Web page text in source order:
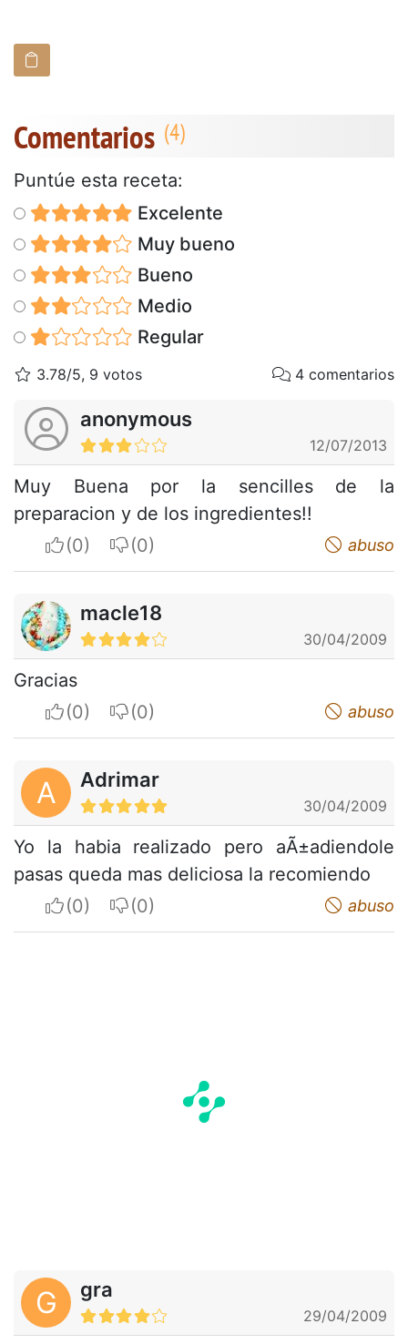
Comentarios
Puntúe esta receta:
Excelente
Muy bueno
Bueno
Medio
Regular
3.78/5, 9 votos 4 comentarios
anonymous
12/07/2013
Muy Buena por la sencilles de la
preparacion y de los ingredientes!!
I apreciateI do not appreciate abuso
macle18
30/04/2009
Gracias
I apreciateI do not appreciate abuso
A Adrimar
30/04/2009
Yo la habia realizado pero aÃ±adiendole
pasas queda mas deliciosa la recomiendo
I apreciateI do not appreciate abuso
G gra
29/04/2009